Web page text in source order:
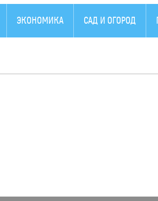
ЭКОНОМИКА САД И ОГОРОД